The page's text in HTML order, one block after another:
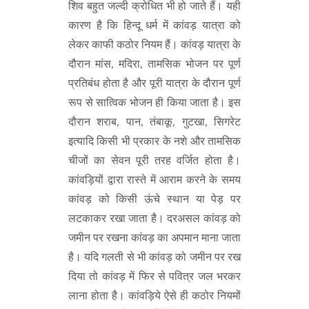
शिव बहुत जल्दी क्रोधित भी हो जाते हैं। यही
कारण है कि हिन्दू धर्म में कांवड़ यात्रा को
लेकर काफी कठोर नियम हैं। कांवड़ यात्रा के
दौरान मांस, मदिरा, तामसिक भोजन पर पूर्ण
प्रतिबंध होता है और पूरी यात्रा के दौरान पूर्ण
रूप से सात्विक भोजन ही किया जाता है। इस
दौरान शराब, पान, तंबाकू, गुटखा, सिगरेट
इत्यादि किसी भी प्रकार के नशे और तामसिक
चीजों का सेवन पूरी तरह वर्जित होता है।
कांवड़ियों द्वारा रास्ते में आराम करने के समय
कांवड़ को किसी ऊंचे स्थान या पेड़ पर
लटकाकर रखा जाता है। दरअसल कांवड़ को
जमीन पर रखना कांवड़ का अपमान माना जाता
है। यदि गलती से भी कांवड़ को जमीन पर रख
दिया तो कांवड़ में फिर से पवित्र जल भरकर
लाना होता है। कांवड़िये ऐसे ही कठोर नियमों